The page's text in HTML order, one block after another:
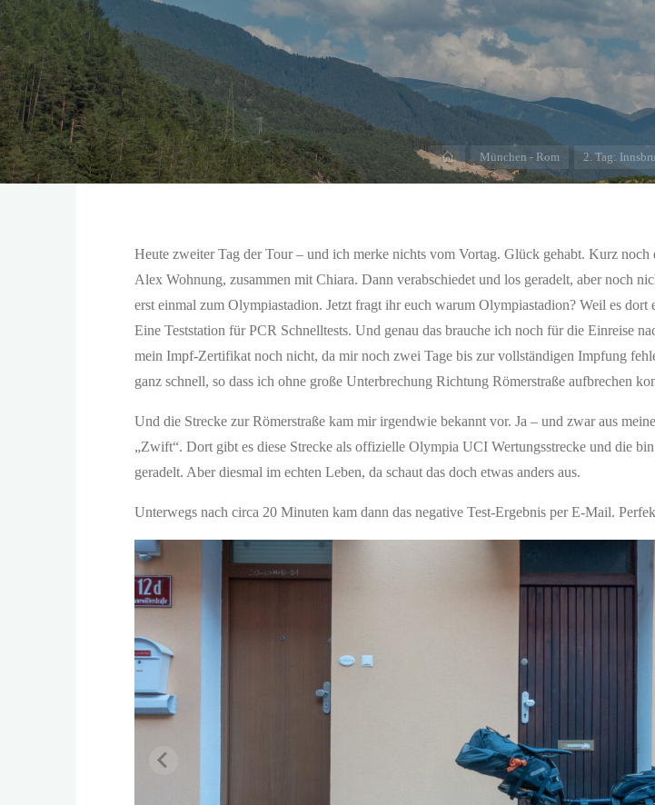
HomeMünchen - Rom 2. Tag:
Heute zweiter Tag der Tour – und ich merke nichts vom Vortag. Glück gehabt. Kurz
Alex Wohnung, zusammen mit Chiara. Dann verabschiedet und los geradelt, aber noch
erst einmal zum Olympiastadion. Jetzt fragt ihr euch warum Olympiastadion? Weil es dort
Eine Teststation für PCR Schnelltests. Und genau das brauche ich noch für die Einreise
mein Impf-Zertifikat noch nicht, da mir noch zwei Tage bis zur vollständigen Impfung
ganz schnell, so dass ich ohne große Unterbrechung Richtung Römerstraße aufbrechen
Und die Strecke zur Römerstraße kam mir irgendwie bekannt vor. Ja – und zwar aus
„Zwift“. Dort gibt es diese Strecke als offizielle Olympia UCI Wertungsstrecke und die
geradelt. Aber diesmal im echten Leben, da schaut das doch etwas anders aus.
Unterwegs nach circa 20 Minuten kam dann das negative Test-Ergebnis per E-Mail.